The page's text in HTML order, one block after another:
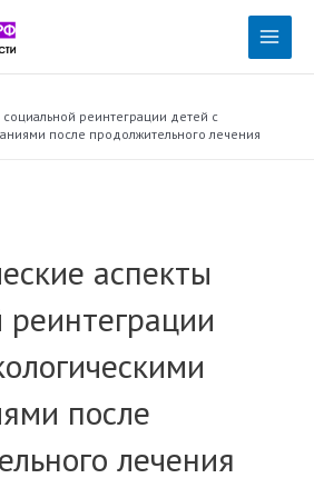
Main
реинтеграции детей с
после продолжительного лечения
аспекты
реинтеграции
после
лечения